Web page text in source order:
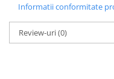
Genti & Bagaje
Borsete
Geanta furca
Informatii conformitate
Review-uri(0)